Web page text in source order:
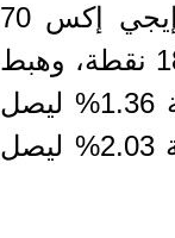
وأيضا تراجع مؤشر الشركات المتوسطة والصغيرة "إيجي إكس 70
متساوي الأوزان" بنسبة 1.49% ليصل إلى مستوى 1805 نقطة، وهبط
أيضا مؤشر "إيجي إكس 100 متساوي الأوزان"، بنسبة 1.36% ليصل
إلى مستوى 2713 نقطة، ونزل أيضا مؤشر تميز بنسبة 2.03% ليصل